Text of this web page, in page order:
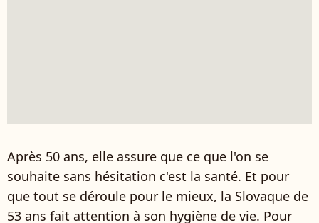
Après 50 ans, elle assure que ce que l'on se
souhaite sans hésitation c'est la santé. Et pour
que tout se déroule pour le mieux, la Slovaque de
53 ans fait attention à son hygiène de vie. Pour